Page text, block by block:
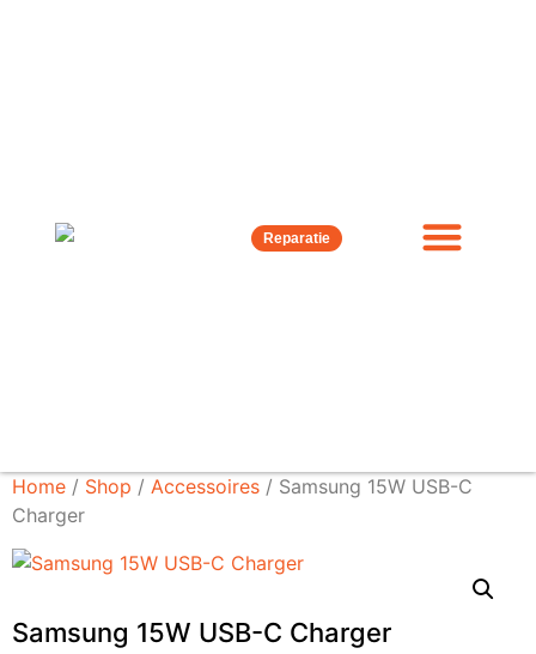
Reparatie
Home / Shop / Accessoires / Samsung 15W USB-C
Charger
Samsung 15W USB-C Charger